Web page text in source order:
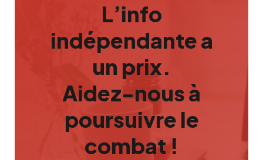
L’info
indépendante a
un prix.
Aidez-nous à
poursuivre le
combat !